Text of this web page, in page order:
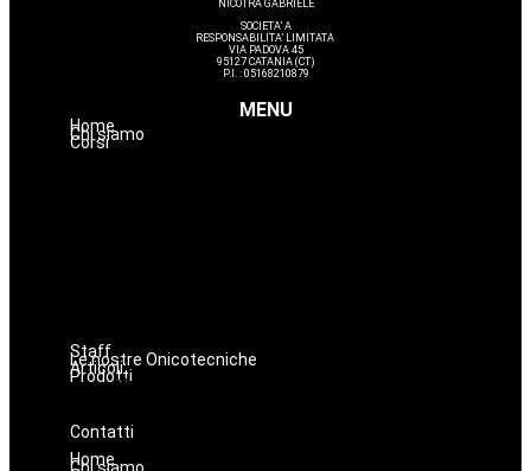
NICOTRA GABRIELE
SOCIETA’ A
RESPONSABILITA’ LIMITATA
VIA PADOVA 45
95127 CATANIA (CT)
P.I. : 05168210879
MENU
Home
Chi siamo
Corsi
Staff
Le nostre Onicotecniche
Articoli
ProdottiOniconails
Prodotti per ricostruzione unghie
Contatti
Home